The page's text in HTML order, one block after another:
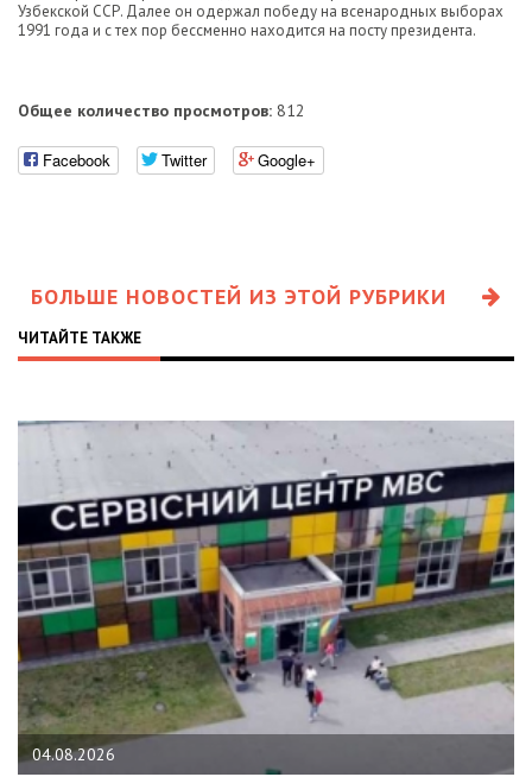
Узбекской ССР. Далее он одержал победу на всенародных выборах
1991 года и с тех пор бессменно находится на посту президента.
Общее количество просмотров: 812
Facebook Twitter Google+
БОЛЬШЕ НОВОСТЕЙ ИЗ ЭТОЙ РУБРИКИ
ЧИТАЙТЕ ТАКЖЕ
04.08.2026